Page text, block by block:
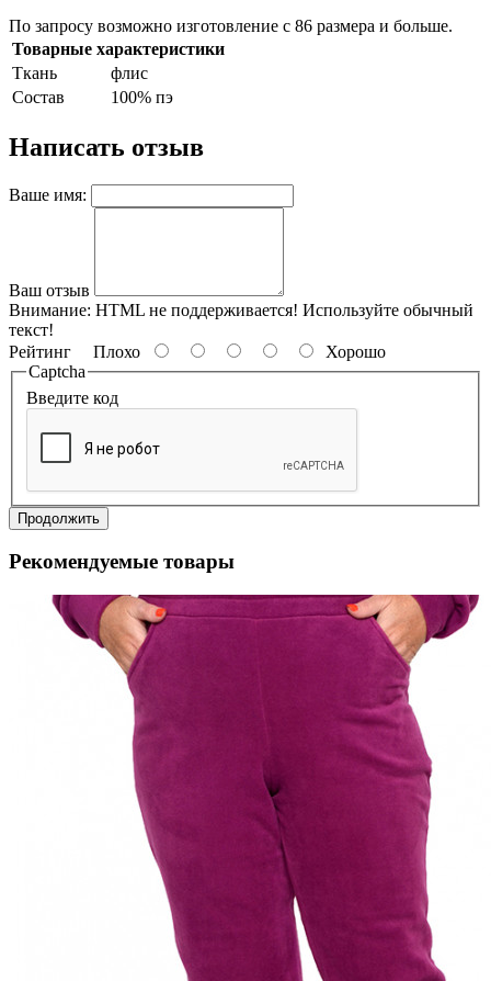
По запросу возможно изготовление с 86 размера и больше.
Товарные характеристики
Ткань
флис
Состав
100% пэ
Написать отзыв
Ваше имя:
Ваш отзыв
Внимание: HTML не поддерживается! Используйте обычный
текст!
Рейтинг Плохо
Хорошо
Captcha
Введите код
Продолжить
Рекомендуемые товары